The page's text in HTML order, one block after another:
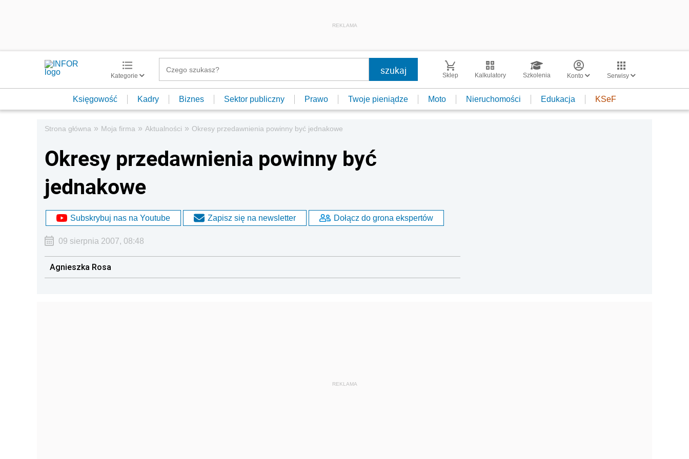
REKLAMA
Kategorie Sklep Kalkulatory Szkolenia Konto Serwisy
Księgowość Kadry Biznes Sektor publiczny Prawo Twoje pieniądze Moto Nieruchomości Edukacja KSeF
Strona główna » Moja firma » Aktualności » Okresy przedawnienia powinny być jednakowe
Okresy przedawnienia powinny być
jednakowe
Subskrybuj nas na Youtube Zapisz się na newsletter Dołącz do grona ekspertów
09 sierpnia 2007, 08:48
Agnieszka Rosa